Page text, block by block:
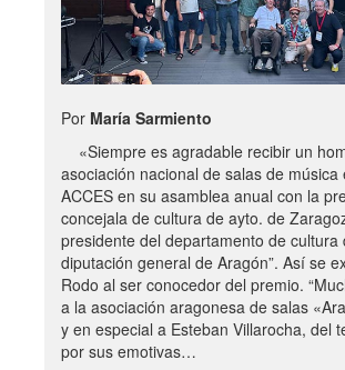
Por María Sarmiento
«Siempre es agradable recibir un
asociación nacional de salas de música
ACCES en su asamblea anual con la
concejala de cultura de ayto. de
presidente del departamento de cultura
diputación general de Aragón”. Así se
Rodo al ser conocedor del premio.
a la asociación aragonesa de salas
y en especial a Esteban Villarocha, del
por sus emotivas…